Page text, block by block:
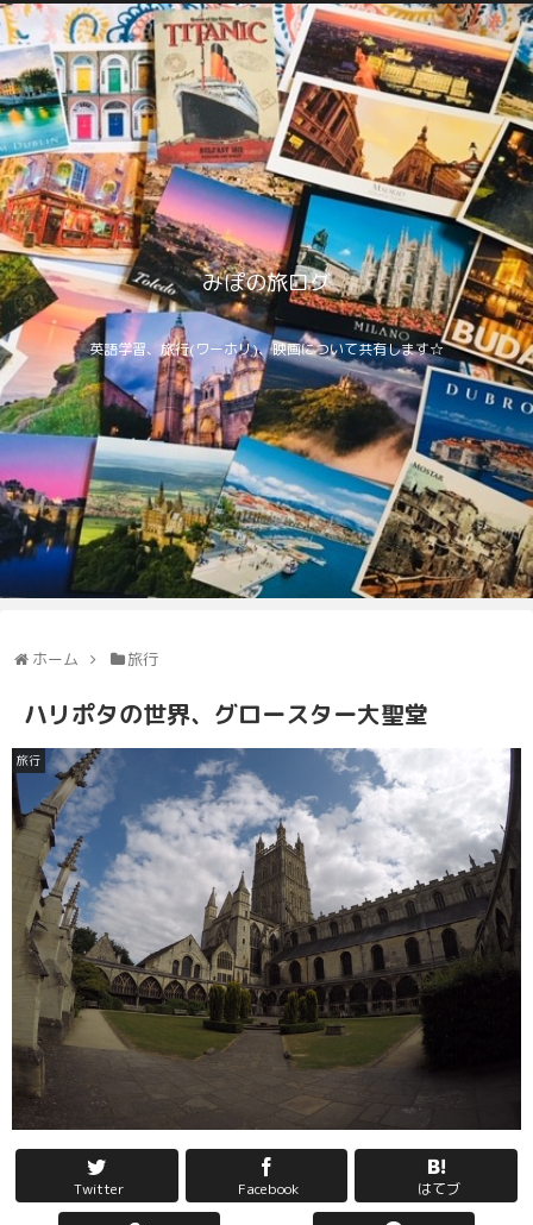
みぽの旅ログ
英語学習、旅行(ワーホリ)、映画について共有します☆
ホーム 旅行
ハリポタの世界、グロースター大聖堂
旅行
Twitter Facebook はてブ